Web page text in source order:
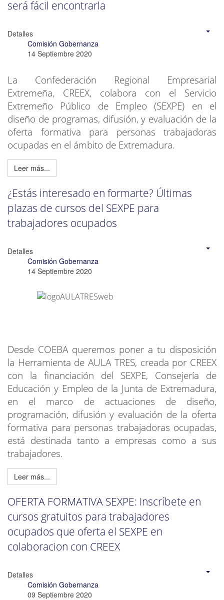
será fácil encontrarla
Detalles
Comisión Gobernanza
14 Septiembre 2020
La Confederación Regional Empresarial
Extremeña, CREEX, colabora con el Servicio
Extremeño Público de Empleo (SEXPE) en el
diseño de programas, difusión, y evaluación de la
oferta formativa para personas trabajadoras
ocupadas en el ámbito de Extremadura.
Leer más...
¿Estás interesado en formarte? Últimas
plazas de cursos del SEXPE para
trabajadores ocupados
Detalles
Comisión Gobernanza
14 Septiembre 2020
Desde COEBA queremos poner a tu disposición
la Herramienta de AULA TRES, creada por CREEX
con la financiación del SEXPE, Consejería de
Educación y Empleo de la Junta de Extremadura,
en el marco de actuaciones de diseño,
programación, difusión y evaluación de la oferta
formativa para personas trabajadoras ocupadas,
está destinada tanto a empresas como a sus
trabajadores.
Leer más...
OFERTA FORMATIVA SEXPE: Inscríbete en
cursos gratuitos para trabajadores
ocupados que oferta el SEXPE en
colaboracion con CREEX
Detalles
Comisión Gobernanza
09 Septiembre 2020